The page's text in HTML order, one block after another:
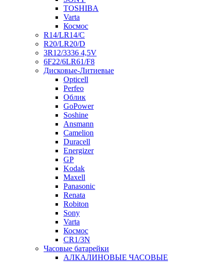
TOSHIBA
Varta
Космос
R14/LR14/C
R20/LR20/D
3R12/3336 4,5V
6F22/6LR61/F8
Дисковые-Литиевые
Opticell
Perfeo
Облик
GoPower
Soshine
Ansmann
Camelion
Duracell
Energizer
GP
Kodak
Maxell
Panasonic
Renata
Robiton
Sony
Varta
Космос
CR1/3N
Часовые батарейки
АЛКАЛИНОВЫЕ ЧАСОВЫЕ